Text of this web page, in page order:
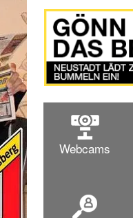
Webcams